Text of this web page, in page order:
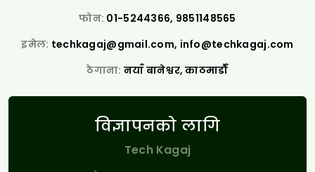
फोन: 01-5244366, 9851148565
इमेल: techkagaj@gmail.com, info@techkagaj.com
ठेगाना: नयाँ बानेश्वर, काठमाडौँ
विज्ञापनको लागि
Tech Kagaj